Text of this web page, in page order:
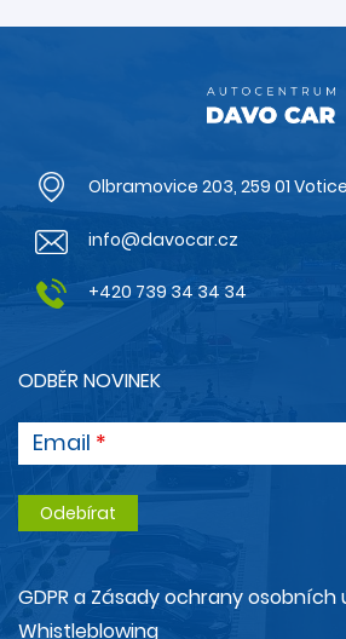
Olbramovice 203, 259 01 Votice
info@davocar.cz
+420 739 34 34 34
ODBĚR NOVINEK
Email
GDPR a Zásady ochrany osobních
Whistleblowing